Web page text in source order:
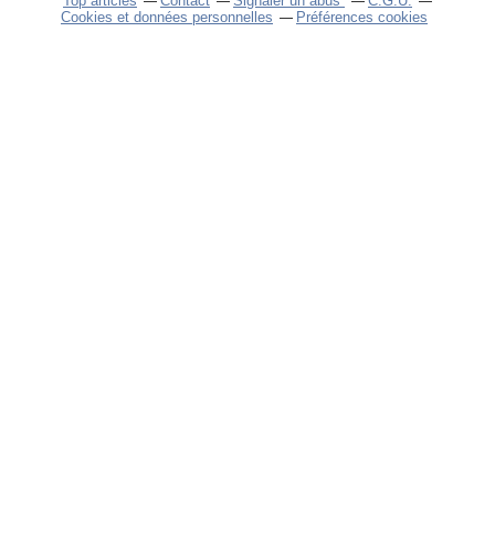
Cookies et données personnelles
Préférences cookies